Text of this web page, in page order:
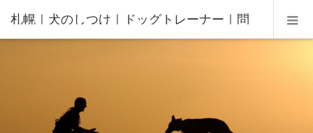
札幌｜犬のしつけ｜ドッグトレーナー｜問
んの家庭教師®️